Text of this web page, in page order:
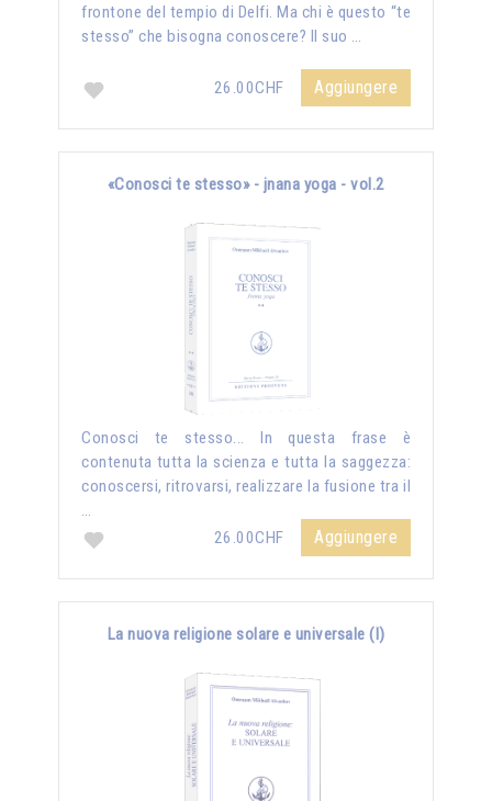
frontone del tempio di Delfi. Ma chi è questo “te
stesso” che bisogna conoscere? Il suo …
26.00CHF Aggiungere
«Conosci te stesso» - jnana yoga - vol.2
Conosci te stesso... In questa frase è
contenuta tutta la scienza e tutta la saggezza:
conoscersi, ritrovarsi, realizzare la fusione tra il
…
26.00CHF
Aggiungere
La nuova religione solare e universale (I)